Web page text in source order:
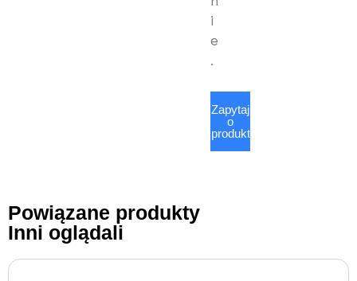
i
e
.
Zapytaj
o
produkt
Powiązane produkty
Inni oglądali